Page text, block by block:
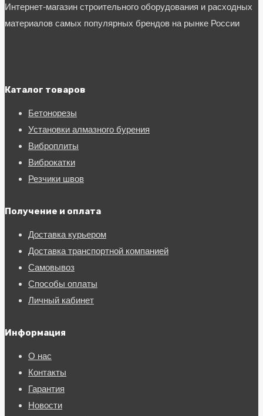
Интернет-магазин строительного оборудования и расходных
материалов самых популярных брендов на рынке России
Каталог товаров
Бетонорезы
Установки алмазного бурения
Виброплиты
Виброкатки
Резчики швов
Получение и оплата
Доставка курьером
Доставка транспортной компанией
Самовывоз
Способы оплаты
Личный кабинет
Информация
О нас
Контакты
Гарантия
Новости